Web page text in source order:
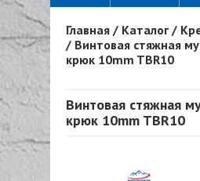
Вы здесь
Главная / Каталог /
/ Винтовая стяжная
крюк 10mm TBR10
Винтовая стяжная
крюк 10mm TBR10